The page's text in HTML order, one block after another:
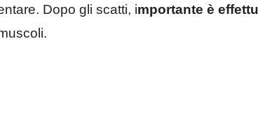
Dopo gli scatti, importante è